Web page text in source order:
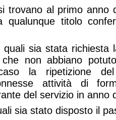
al primo anno di
qualunque titolo
sia stata richiesta la
non abbiano
la ripetizione
attività di
del servizio in anno
stato disposto il